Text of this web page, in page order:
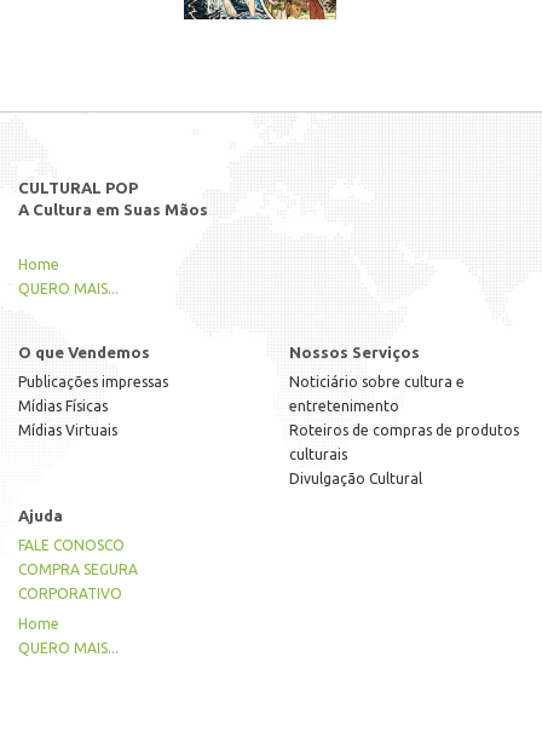
CULTURAL POP
A Cultura em Suas Mãos
Home
QUERO MAIS...
O que Vendemos
Publicações impressas
Mídias Físicas
Mídias Virtuais
Nossos Serviços
Noticiário sobre cultura e
entretenimento
Roteiros de compras de produtos
culturais
Divulgação Cultural
Ajuda
FALE CONOSCO
COMPRA SEGURA
CORPORATIVO
Home
QUERO MAIS...